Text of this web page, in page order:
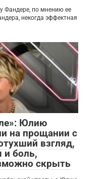
Фандере, по мнению ее
некогда эффектная
Юлию
на прощании с
взгляд,
и боль,
скрыть